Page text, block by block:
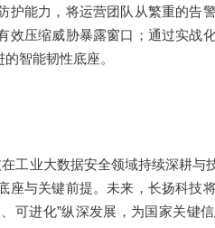
能力，将运营团队从繁重的告
压缩威胁暴露窗口；通过实战
智能韧性底座。
工业大数据安全领域持续深耕
与关键前提。未来，长扬科技
可进化”纵深发展，为国家关键